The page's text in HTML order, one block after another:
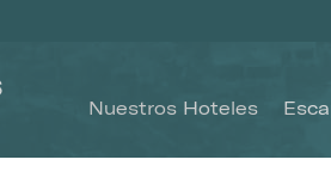
Nuestros Hoteles